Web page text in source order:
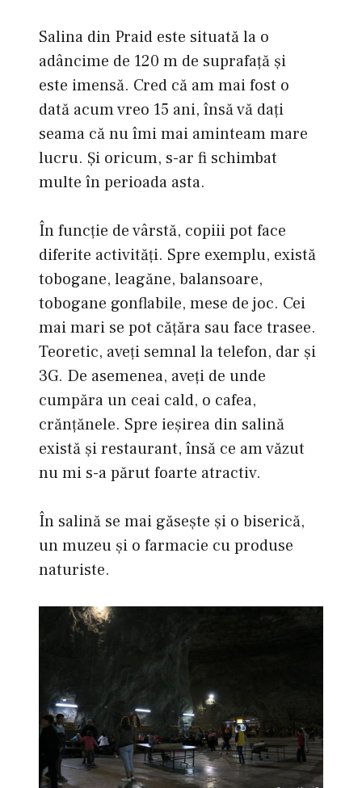
Salina din Praid este situată la o
adâncime de 120 m de suprafaţă şi
este imensă. Cred că am mai fost o
dată acum vreo 15 ani, însă vă daţi
seama că nu îmi mai aminteam mare
lucru. Şi oricum, s-ar fi schimbat
multe în perioada asta.
În funcţie de vârstă, copiii pot face
diferite activităţi. Spre exemplu, există
tobogane, leagăne, balansoare,
tobogane gonflabile, mese de joc. Cei
mai mari se pot căţăra sau face trasee.
Teoretic, aveţi semnal la telefon, dar şi
3G. De asemenea, aveţi de unde
cumpăra un ceai cald, o cafea,
crănţănele. Spre ieşirea din salină
există şi restaurant, însă ce am văzut
nu mi s-a părut foarte atractiv.
În salină se mai găseşte şi o biserică,
un muzeu şi o farmacie cu produse
naturiste.